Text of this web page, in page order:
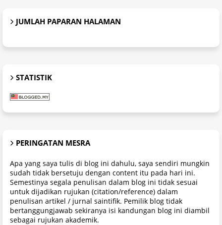
JUMLAH PAPARAN HALAMAN
STATISTIK
PERINGATAN MESRA
Apa yang saya tulis di blog ini dahulu, saya sendiri mungkin
sudah tidak bersetuju dengan content itu pada hari ini.
Semestinya segala penulisan dalam blog ini tidak sesuai
untuk dijadikan rujukan (citation/reference) dalam
penulisan artikel / jurnal saintifik. Pemilik blog tidak
bertanggungjawab sekiranya isi kandungan blog ini diambil
sebagai rujukan akademik.